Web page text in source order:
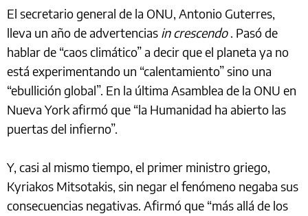
El secretario general de la ONU, Antonio Guterres,
lleva un año de advertencias in crescendo. Pasó de
hablar de “caos climático” a decir que el planeta ya no
está experimentando un “calentamiento” sino una
“ebullición global”. En la última Asamblea de la ONU en
Nueva York afirmó que “la Humanidad ha abierto las
puertas del infierno”.
Y, casi al mismo tiempo, el primer ministro griego,
Kyriakos Mitsotakis, sin negar el fenómeno negaba sus
consecuencias negativas. Afirmó que “más allá de los